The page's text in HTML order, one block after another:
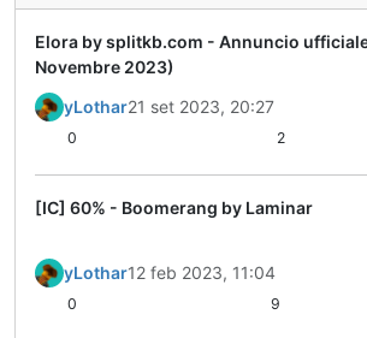
Elora by splitkb.com - Annuncio
Novembre 2023)
yLothar21 set 2023, 20:27
0 2
[IC] 60% - Boomerang by Laminar
yLothar12 feb 2023, 11:04
0 9